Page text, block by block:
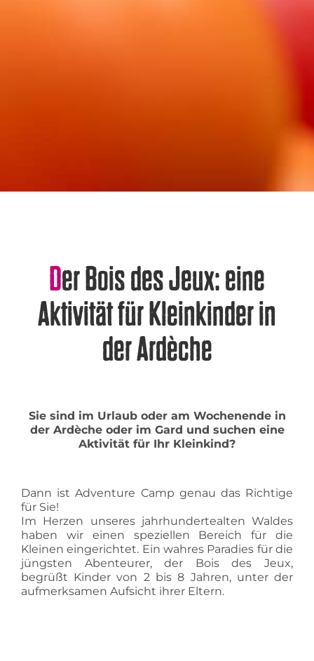
Der Bois des Jeux: eine
Aktivität für Kleinkinder in
der Ardèche
Sie sind im Urlaub oder am Wochenende in
der Ardèche oder im Gard und suchen eine
Aktivität für Ihr Kleinkind?
Dann ist Adventure Camp genau das Richtige
für Sie!
Im Herzen unseres jahrhundertealten Waldes
haben wir einen speziellen Bereich für die
Kleinen eingerichtet. Ein wahres Paradies für die
jüngsten Abenteurer, der Bois des Jeux,
begrüßt Kinder von 2 bis 8 Jahren, unter der
aufmerksamen Aufsicht ihrer Eltern.